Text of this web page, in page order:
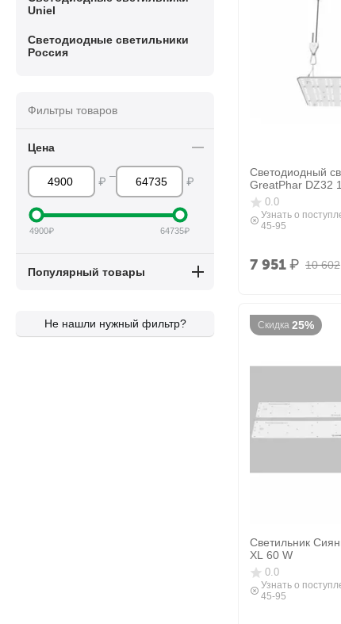
Светодиодный
GreatPhar DZ32
0.0
Узнать о
45-95
10 602
7 951₽
Скидка 25%
Светильник
XL 60 W
0.0
Узнать о
45-95
Uniel
Светодиодные светильники
Россия
Фильтры товаров
Цена
₽ – ₽
4900₽ 64735₽
Популярный товары
Не нашли нужный фильтр?